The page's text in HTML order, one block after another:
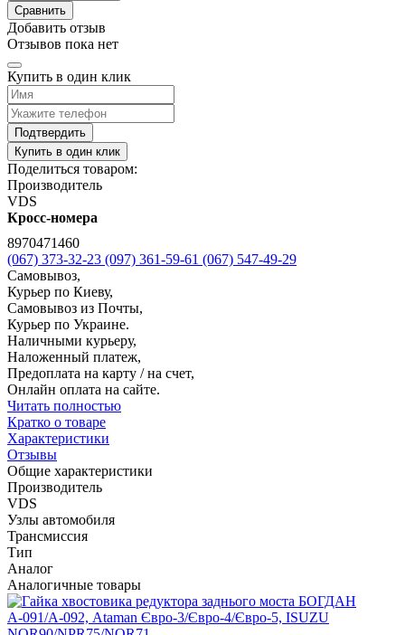
Сравнить
Добавить отзыв
Отзывов пока нет
Купить в один клик
Подтвердить
Купить в один клик
Поделиться товаром:
Производитель
VDS
Кросс-номера
8970471460
(067) 373-32-23 (097) 361-59-61 (067) 547-49-29
Самовывоз,
Курьер по Киеву,
Самовывоз из Почты,
Курьер по Украине.
Наличными курьеру,
Наложенный платеж,
Предоплата на карту / на счет,
Онлайн оплата на сайте.
Читать полностью
Кратко о товаре
Характеристики
Отзывы
Общие характеристики
Производитель
VDS
Узлы автомобиля
Трансмиссия
Тип
Аналог
Аналогичные товары